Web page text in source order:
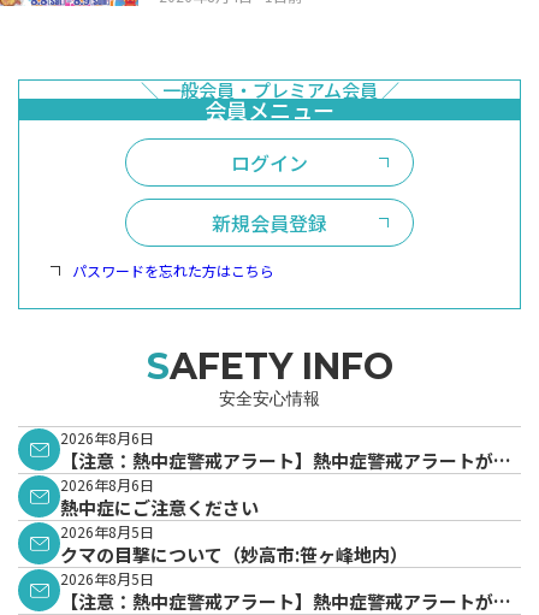
ログイン
新規会員登録
パスワードを忘れた方はこちら
SAFETY INFO
安全安心情報
2026年8月6日
【注意：熱中症警戒アラート】熱中症警戒アラートが発
表されています。
2026年8月6日
熱中症にご注意ください
2026年8月5日
クマの目撃について（妙高市:笹ヶ峰地内）
2026年8月5日
【注意：熱中症警戒アラート】熱中症警戒アラートが発